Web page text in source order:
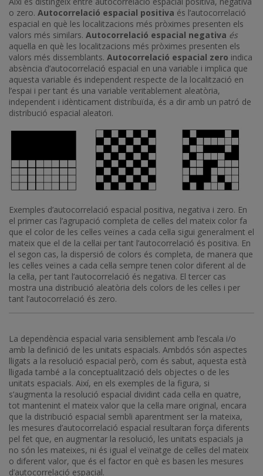
o zero. Autocorrelació espacial positiva és l’autocorrelació
espacial en què les localitzacions més pròximes presenten els
valors més similars. Autocorrelació espacial negativa és
aquella en què les localitzacions més pròximes presenten els
valors més dissemblants. Autocorrelació espacial zero indica
absència d’autocorrelació espacial en una variable i implica que
aquesta variable és independent respecte de la localització en
l’espai i per tant és una variable veritablement aleatòria,
independent i idènticament distribuïda, és a dir amb un patró de
distribució espacial aleatori.
Exemples d’autocorrelació espacial positiva, negativa i zero. En
el primer cas l’agrupació completa de cel·les del mateix color fa
que el color de les cel·les veïnes a cada cel·la sigui generalment el
mateix que el de la cel·lai per tant l’autocorrelació és positiva. En
el segon cas, la dispersió de colors és completa, de manera que
les cel·les veïnes a cada cel·la sempre tenen color diferent al de
la cel·la, per tant l’autocorrelació és negativa. El tercer cas
mostra una distribució aleatòria dels colors de les cel·les i per
tant l’autocorrelació és zero.
La dependència espacial varia sensiblement amb l’escala i/o
amb la definició de les unitats espacials. Ambdós són aspectes
lligats a la resolució espacial però, com és sabut, aquesta està
lligada també a la conceptualització dels objectes o de les
unitats espacials. Així, en els exemples de la figura, si
s’augmenta la resolució espacial dividint cada cel·la en quatre,
tot mantenint el mateix valor que la cel·la mare original, encara
que la distribució espacial sembli aparentment ser la mateixa,
les mesures d’autocorrelació espacial resultaran força diferents
pel fet que, en augmentar la resolució, les unitats espacials ja
no són les mateixes, ni és igual el veïnatge de cel·les del mateix
o diferent valor, que és el factor en què es basen les mesures
d’autocorrelació espacial.